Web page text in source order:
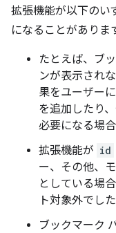
拡張機能が以下のい
になることがありま
たとえば、ブ
ンが表示され
果をユーザー
を追加したり
必要になる場合
拡張機能が id
ー、その他、
としている場
ト対象外でした
ブックマーク